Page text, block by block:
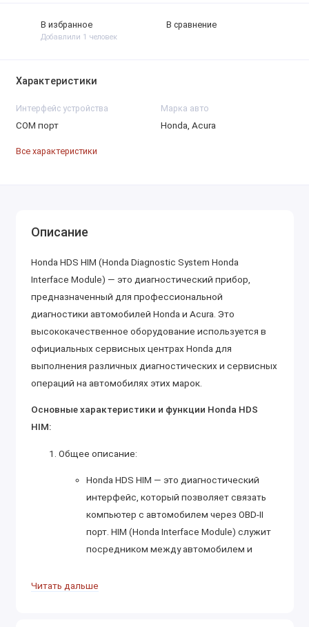
В избранное
Добавлили 1 человек
В сравнение
Характеристики
Интерфейс устройства
COM порт
Марка авто
Honda, Acura
Все характеристики
Описание
Honda HDS HIM (Honda Diagnostic System Honda
Interface Module) — это диагностический прибор,
предназначенный для профессиональной
диагностики автомобилей Honda и Acura. Это
высококачественное оборудование используется в
официальных сервисных центрах Honda для
выполнения различных диагностических и сервисных
операций на автомобилях этих марок.
Основные характеристики и функции Honda HDS
HIM:
Общее описание:
Honda HDS HIM — это диагностический
интерфейс, который позволяет связать
компьютер с автомобилем через OBD-II
порт. HIM (Honda Interface Module) служит
посредником между автомобилем и
обеспечением Honda HDS.
Читать дальше